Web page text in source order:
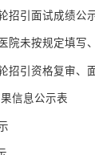
招引面试成绩公
招引资格复审、
信息公示表